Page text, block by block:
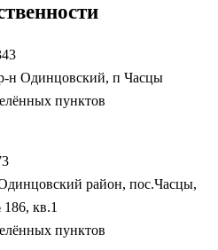
н Одинцовский, п Часцы
пунктов
район, пос.Часцы,
кв.1
пунктов